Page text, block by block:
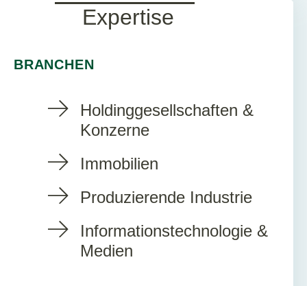
Expertise
BRANCHEN
Holdinggesellschaften &
Konzerne
Immobilien
Produzierende Industrie
Informationstechnologie &
Medien